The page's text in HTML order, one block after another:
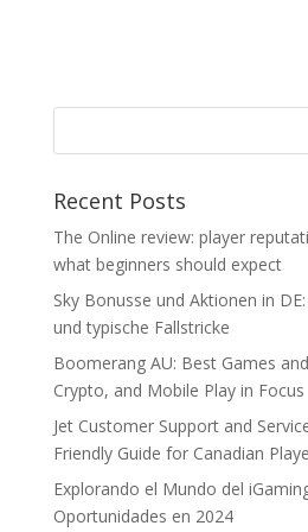
Recent Posts
The Online review: player
what beginners should expect
Sky Bonusse und Aktionen in
und typische Fallstricke
Boomerang AU: Best Games
Crypto, and Mobile Play in Focus
Jet Customer Support and
Friendly Guide for Canadian
Explorando el Mundo del
Oportunidades en 2024